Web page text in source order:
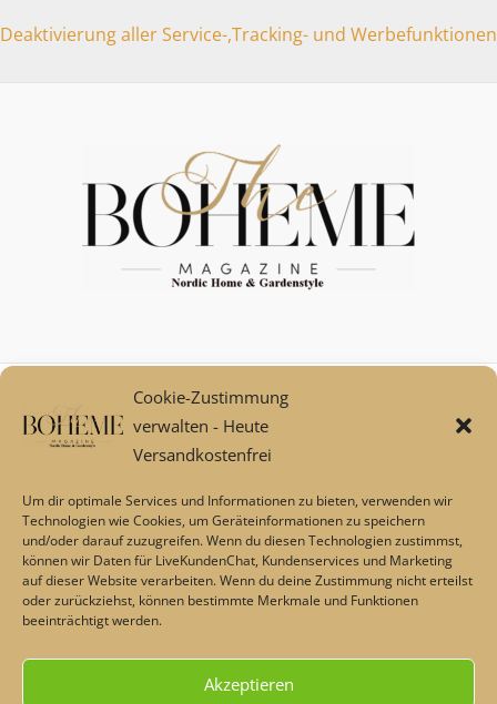
Cookie-Zustimmung
verwalten - Heute
Versandkostenfrei
Um dir optimale Services und Informationen zu bieten, verwenden wir
Technologien wie Cookies, um Geräteinformationen zu speichern
und/oder darauf zuzugreifen. Wenn du diesen Technologien zustimmst,
können wir Daten für LiveKundenChat, Kundenservices und Marketing
auf dieser Website verarbeiten. Wenn du deine Zustimmung nicht erteilst
oder zurückziehst, können bestimmte Merkmale und Funktionen
beeinträchtigt werden.
Akzeptieren
Deaktivierung aller Service-,Tracking- und Werbefunktionen
Mein Konto
Zahlungsarten
Versand und Retoure****
AGB
Impressum
Datenschutz
Über uns
Echtheit von Bewertungen
Barrierefreiheit